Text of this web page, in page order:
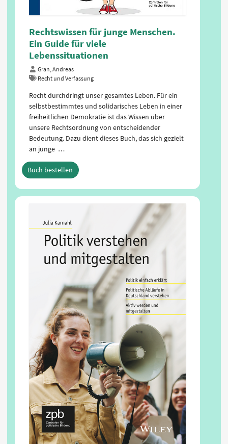
Rechtswissen für junge Menschen.
Ein Guide für viele
Lebenssituationen
Gran, Andreas
Recht und Verfassung
Recht durchdringt unser gesamtes Leben. Für ein
selbstbestimmtes und solidarisches Leben in einer
freiheitlichen Demokratie ist das Wissen über
unsere Rechtsordnung von entscheidender
Bedeutung. Dazu dient dieses Buch, das sich gezielt
an junge …
Buch bestellen
Politik verstehen und mitgestalten
Karnahl, Julia
Politische Ordnung / Politisches System
Wie funktioniert Politik und was haben wir alle
damit zu tun? Diese und viele weitere Fragen rund
um Politik in Deutschland beantwortet dieses Buch.
Demokratie bedeutet, wie das politische System …
Buch bestellen
Kommunalpolitik verstehen. Wie
Kommunalpolitik in den deutschen
Ländern funktioniert
Frech, Siegfried/Kost, Andreas